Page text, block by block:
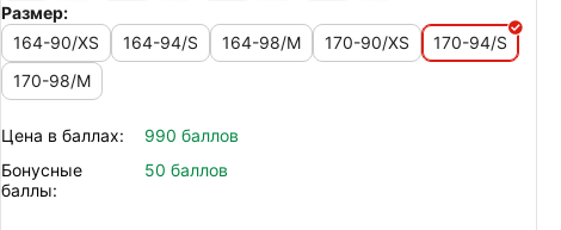
Размер:
164-90/XS
164-94/S 164-98/M 170-90/XS
170-94/S
170-98/M
Цена в баллах:
990 баллов
Бонусные
баллы:
50 баллов